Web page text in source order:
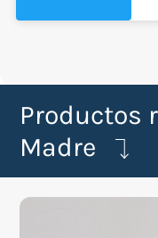
Productos
Madre